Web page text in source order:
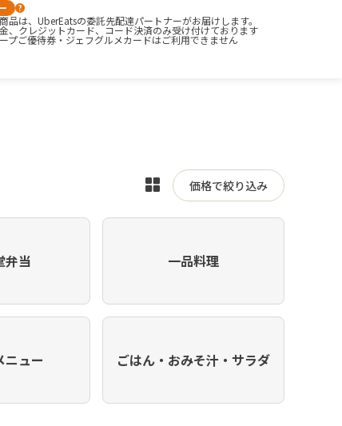
?
品は、UberEatsの委託先配達パートナーがお届けします。
、クレジットカード、コード決済のみ受け付けております
プご優待券・ジェフグルメカードはご利用できません
表
り
え
価格で絞り込み
弁当 一品料理
ニュー ごはん・おみそ汁・サラダ